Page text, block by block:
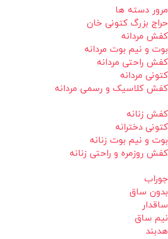
مرور دسته ها
حراج بزرگ کتونی خان
کفش مردانه
بوت و نیم بوت مردانه
کفش راحتی مردانه
کتونی مردانه
کفش کلاسیک و رسمی مردانه
کفش زنانه
کتونی دخترانه
بوت و نیم بوت زنانه
کفش روزمره و راحتی زنانه
جوراب
بدون ساق
ساقدار
نیم ساق
هدبند